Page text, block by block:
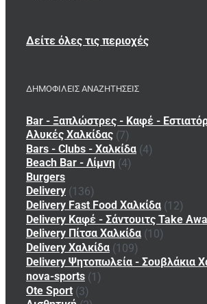
Δείτε όλες τις περιοχές
ΔΗΜΟΦΙΛΕΙΣ ΑΝΑΖΗΤΗΣΕΙΣ
Bar - Ξαπλώστρες - Καφέ -
Αλυκές Χαλκίδας (7)
Bars - Clubs - Χαλκίδα (4)
Beach Bar - Λίμνη (4)
Burgers
Delivery (136)
Delivery Fast Food Χαλκίδα (12)
Delivery Καφέ - Σάντουιτς Take
Delivery Πίτσα Χαλκίδα (10)
Delivery Χαλκίδα (109)
Delivery Ψητοπωλεία - Σουβλάκια
nova-sports (1)
Ote Sport (3)